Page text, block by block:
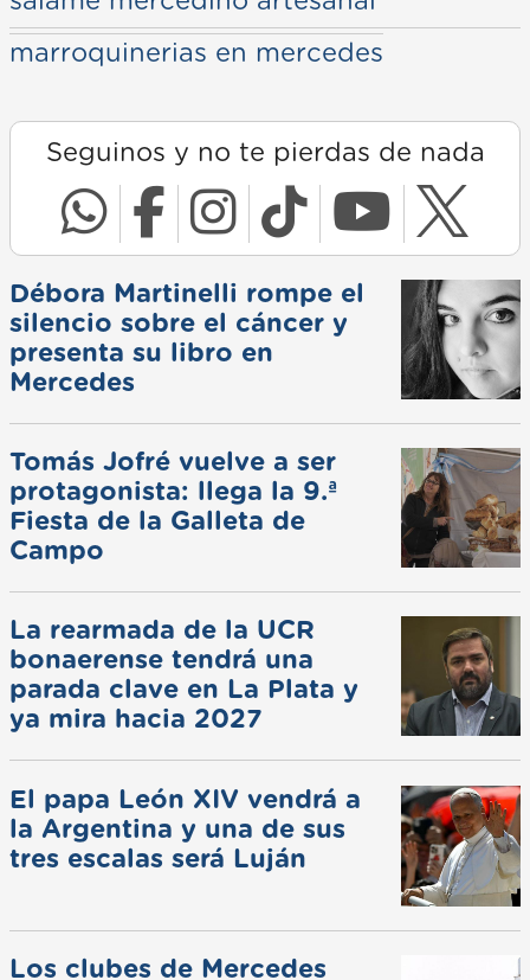
marroquinerias en mercedes
Seguinos y no te pierdas de nada
Débora Martinelli rompe el
silencio sobre el cáncer y
presenta su libro en
Mercedes
Tomás Jofré vuelve a ser
protagonista: llega la 9.ª
Fiesta de la Galleta de
Campo
La rearmada de la UCR
bonaerense tendrá una
parada clave en La Plata y
ya mira hacia 2027
El papa León XIV vendrá a
la Argentina y una de sus
tres escalas será Luján
Los clubes de Mercedes